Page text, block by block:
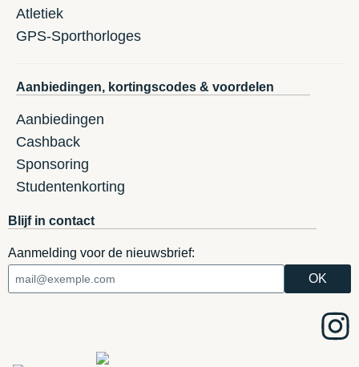
Atletiek
GPS-Sporthorloges
Aanbiedingen, kortingscodes & voordelen
Aanbiedingen
Cashback
Sponsoring
Studentenkorting
Blijf in contact
Aanmelding voor de nieuwsbrief: